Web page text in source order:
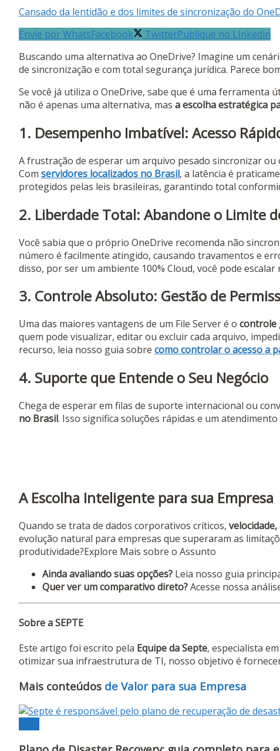
Cansado da lentidão e dos limites de sincronização do
Envie por WhatsFacebook TwitterPublique no LInkedin
Buscando uma alternativa ao OneDrive? Imagine um
de sincronização e com total segurança jurídica. Parece
Se você já utiliza o OneDrive, sabe que é uma ferramenta
não é apenas uma alternativa, mas a escolha estratégica
1. Desempenho Imbatível: Acesso
A frustração de esperar um arquivo pesado sincronizar ou
Com servidores localizados no Brasil, a latência é
protegidos pelas leis brasileiras, garantindo total
2. Liberdade Total: Abandone o Limite
Você sabia que o próprio OneDrive recomenda não
número é facilmente atingido, causando travamentos e
disso, por ser um ambiente 100% Cloud, você pode
3. Controle Absoluto: Gestão de
Uma das maiores vantagens de um File Server é o controle
quem pode visualizar, editar ou excluir cada arquivo,
recurso, leia nosso guia sobre como controlar o acesso a
4. Suporte que Entende o Seu Negócio
Chega de esperar em filas de suporte internacional ou
no Brasil. Isso significa soluções rápidas e um
A Escolha Inteligente para sua Empresa
Quando se trata de dados corporativos críticos,
evolução natural para empresas que superaram as
produtividade?Explore Mais sobre o Assunto
Ainda avaliando suas opções? Leia nosso guia
Quer ver um comparativo direto?Acesse nossa
Sobre a SEPTE
Este artigo foi escrito pela Equipe da Septe, especialista
otimizar sua infraestrutura de TI, nosso objetivo é
Mais conteúdos de Valor para sua Empresa